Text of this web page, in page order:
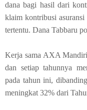
dana bagi hasil dari
klaim kontribusi
tertentu. Dana Tabbaru
Kerja sama AXA
dan setiap tahunnya
pada tahun ini,
meningkat 32% dari